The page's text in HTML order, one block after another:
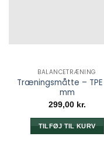
BALANCETRÆNING
Træningsmåtte – TPE
mm
299,00 kr.
TILFØJ TIL KURV